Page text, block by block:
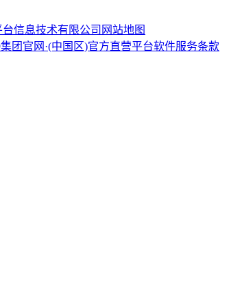
信息技术有限公司 网站地图
集团官网·(中国区)官方直营平台软件服务条款